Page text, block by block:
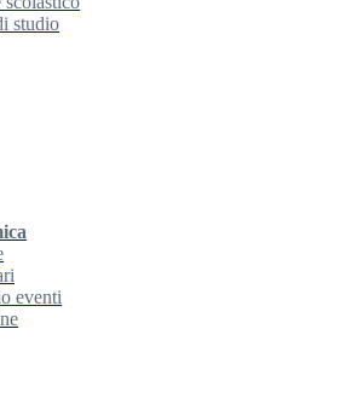
studio
eventi